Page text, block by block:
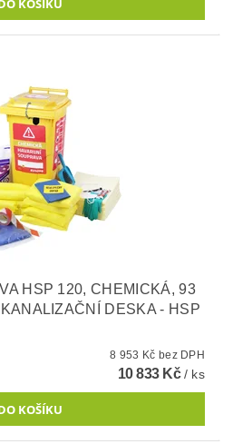
HSP 120, CHEMICKÁ, 93
DESKA - HSP
8 953 Kč bez DPH
10 833 Kč/ ks